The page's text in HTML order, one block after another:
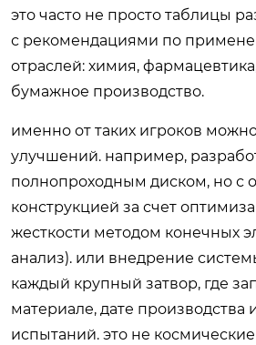
это часто не просто таблицы
с рекомендациями по
отраслей: химия,
бумажное производство.
именно от таких игроков
улучшений. например,
полнопроходным диском, но с
конструкцией за счет
жесткости методом конечных
анализ). или внедрение
каждый крупный затвор, где
материале, дате производства
испытаний. это не